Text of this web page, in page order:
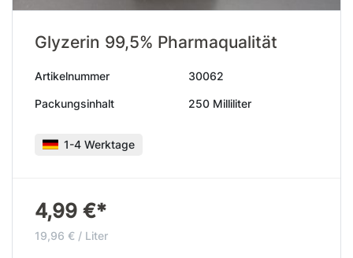
Glyzerin 99,5% Pharmaqualität
Artikelnummer 30062
Packungsinhalt 250 Milliliter
1-4 Werktage
4,99 €*
19,96 € / Liter